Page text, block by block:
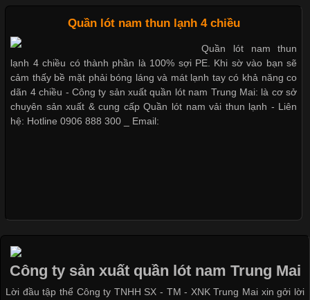
Cập nhật 2026-05-20 14:58:56
Vải thun là một trong những chất liệu được sử dụng rộng rãi
nhất trong ngành thời trang nhờ đặc tính co giãn, mềm mại và
thoải mái khi mặc. Từ áo thun, đồ thể thao cho đến đồ lót nam,
vải thun luôn đóng vai trò quan trọng trong quá trình sản xuất.
Hiện nay, nhu cầu tìm kiếm quần lót nam giá
Các Form Áo Thun Phổ Biến Hiện Nay Và Xu Hướng Trong
Ngành May Mặc Áo thun là một trong những trang phục quen
thuộc và được sử dụng phổ biến nhất hiện nay. Không chỉ đa
dạng về màu sắc hay chất liệu, áo thun còn có nhiều form dáng
khác nhau để phù hợp với từng phong cách thời trang và nhu
Dễ chịu hơn với quần lót nam giá rẻ vải Cotton 4 chiều
Quần lót nam thun lạnh 4 chiều
Quần lót nam thun
lạnh 4 chiều có thành phần là 100% sợi PE. Khi sờ vào bạn sẽ
cảm thấy bề mặt phải bóng láng và mát lạnh tay có khả năng co
dãn 4 chiều - Công ty sản xuất quần lót nam Trung Mai: là cơ sở
chuyên sản xuất & cung cấp Quần lót nam vải thun lạnh - Liên
hệ: Hotline 0906 888 300 _ Email:
Công ty sản xuất quần lót nam Trung Mai
Lời đầu tập thể Công ty TNHH SX - TM - XNK Trung Mai xin gởi lời